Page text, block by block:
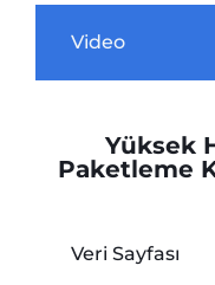
Video
Yüksek
Paketleme
Veri Sayfası